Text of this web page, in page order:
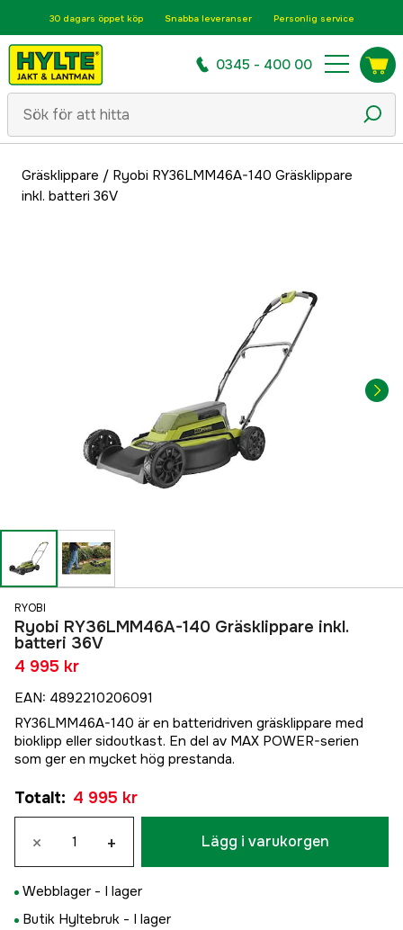
30 dagars öppet köp Snabba leveranser Personlig service
0345 - 400 00
Gräsklippare / Ryobi RY36LMM46A-140 Gräsklippare
inkl. batteri 36V
RYOBI
Ryobi RY36LMM46A-140 Gräsklippare inkl.
batteri 36V
4 995 kr
EAN: 4892210206091
RY36LMM46A-140 är en batteridriven gräsklippare med
bioklipp eller sidoutkast. En del av MAX POWER-serien
som ger en mycket hög prestanda.
Totalt: 4 995 kr
× + Lägg i varukorgen
Webblager - I lager
Butik Hyltebruk - I lager